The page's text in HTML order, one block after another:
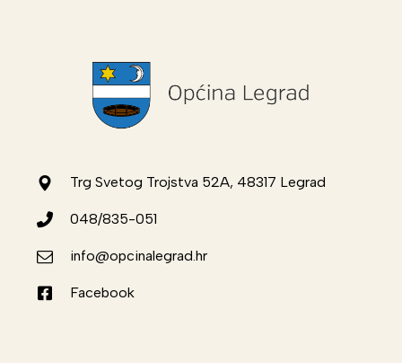
Trg Svetog Trojstva 52A, 48317 Legrad
048/835-051
info@opcinalegrad.hr
Facebook